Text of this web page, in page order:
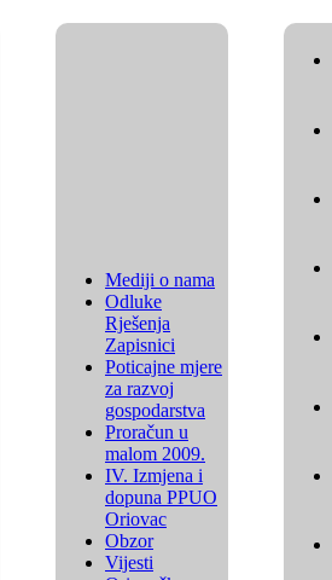
Mediji o nama
Odluke
Rješenja
Zapisnici
Poticajne mjere
za razvoj
gospodarstva
Proračun u
malom 2009.
IV. Izmjena i
dopuna PPUO
Oriovac
Obzor
Vijesti